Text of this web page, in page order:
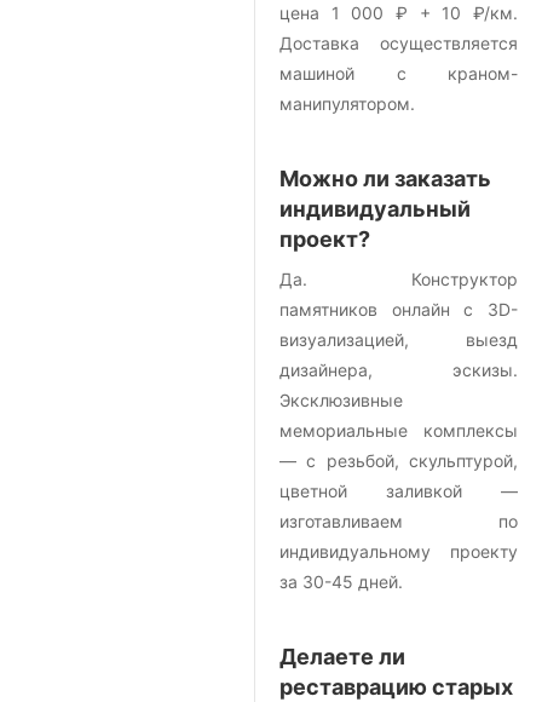
цена 1 000 ₽ + 10 ₽/км.
Доставка осуществляется
машиной с краном-
манипулятором.
Можно ли заказать
индивидуальный
проект?
Да. Конструктор
памятников онлайн с 3D-
визуализацией, выезд
дизайнера, эскизы.
Эксклюзивные
мемориальные комплексы
— с резьбой, скульптурой,
цветной заливкой —
изготавливаем по
индивидуальному проекту
за 30-45 дней.
Делаете ли
реставрацию старых